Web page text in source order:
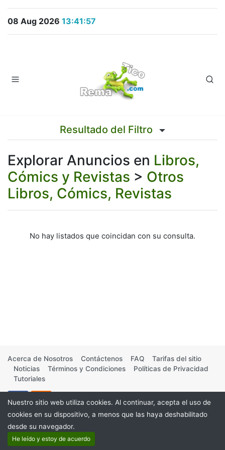
08 Aug 2026 13:41:57
Resultado del Filtro
Explorar Anuncios en Libros,
Cómics y Revistas > Otros
Libros, Cómics, Revistas
No hay listados que coincidan con su consulta.
Acerca de Nosotros Contáctenos FAQ
Tarifas del sitio
Noticias
Términos y Condiciones
Políticas de Privacidad
Tutoriales
Nuestro sitio web utiliza cookies. Al continuar, acepta el uso de
cookies en su dispositivo, a menos que las haya deshabilitado
desde su navegador.
He leído y estoy de acuerdo